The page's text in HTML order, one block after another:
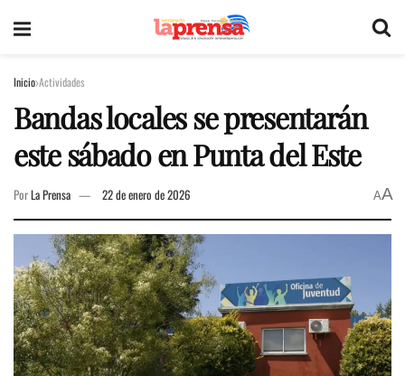
Inicio Actividades
Bandas locales se presentarán
este sábado en Punta del Este
PorLa Prensa 22 de enero de 2026 AA